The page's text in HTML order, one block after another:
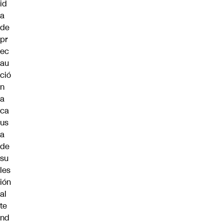
id
a
de
pr
ec
au
ció
n
a
ca
us
a
de
su
les
ión
al
te
nd